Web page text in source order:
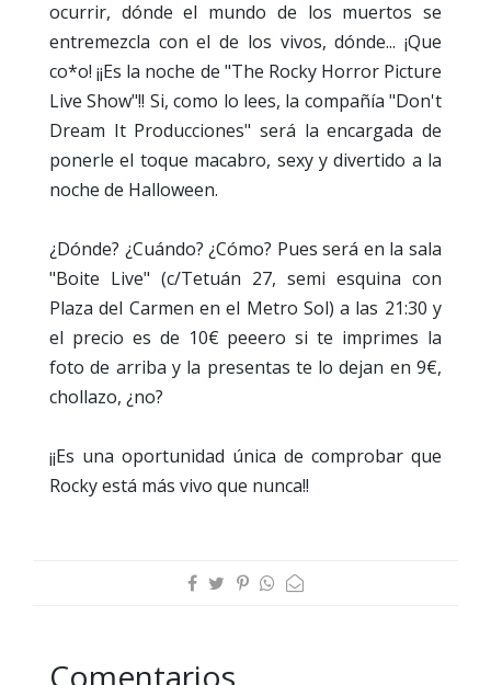
ocurrir, dónde el mundo de los muertos se
entremezcla con el de los vivos, dónde... ¡Que
co*o! ¡¡Es la noche de "The Rocky Horror Picture
Live Show"!! Si, como lo lees, la compañía "Don't
Dream It Producciones" será la encargada de
ponerle el toque macabro, sexy y divertido a la
noche de Halloween.
¿Dónde? ¿Cuándo? ¿Cómo? Pues será en la sala
"Boite Live" (c/Tetuán 27, semi esquina con
Plaza del Carmen en el Metro Sol) a las 21:30 y
el precio es de 10€ peeero si te imprimes la
foto de arriba y la presentas te lo dejan en 9€,
chollazo, ¿no?
¡¡Es una oportunidad única de comprobar que
Rocky está más vivo que nunca!!
Comentarios